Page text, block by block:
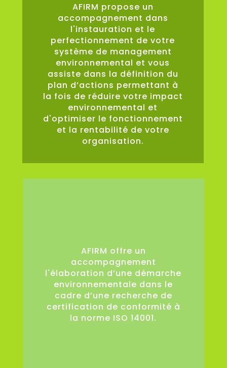
AFIRM propose un
accompagnement dans
l'instauration et le
perfectionnement de votre
système de management
environnemental et vous
assiste dans la définition du
plan d’actions permettant à
la fois de réduire votre impact
environnemental et
d'optimiser le fonctionnement
et la rentabilité de votre
organisation.
AFIRM offre un
accompagnement
l'élaboration d’une démarche
environnementale dans le
cadre d’une recherche de
certification de conformité à
la norme ISO 14001.